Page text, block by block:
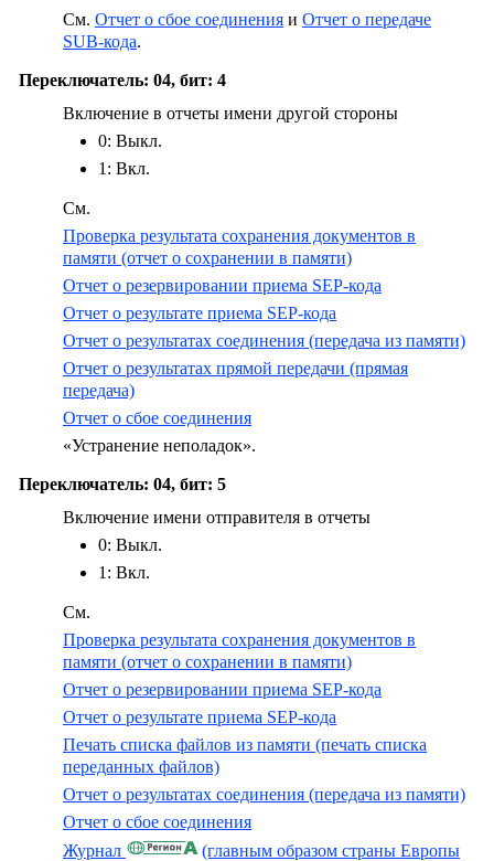
См. Отчет о сбое соединения и Отчет о передаче
SUB-кода.
Переключатель: 04, бит: 4
Включение в отчеты имени другой стороны
0: Выкл.
1: Вкл.
См.
Проверка результата сохранения документов в
памяти (отчет о сохранении в памяти)
Отчет о резервировании приема SEP-кода
Отчет о результате приема SEP-кода
Отчет о результатах соединения (передача из памяти)
Отчет о результатах прямой передачи (прямая
передача)
Отчет о сбое соединения
«Устранение неполадок».
Переключатель: 04, бит: 5
Включение имени отправителя в отчеты
0: Выкл.
1: Вкл.
См.
Проверка результата сохранения документов в
памяти (отчет о сохранении в памяти)
Отчет о резервировании приема SEP-кода
Отчет о результате приема SEP-кода
Печать списка файлов из памяти (печать списка
переданных файлов)
Отчет о результатах соединения (передача из памяти)
Отчет о сбое соединения
Журнал
(главным образом страны Европы